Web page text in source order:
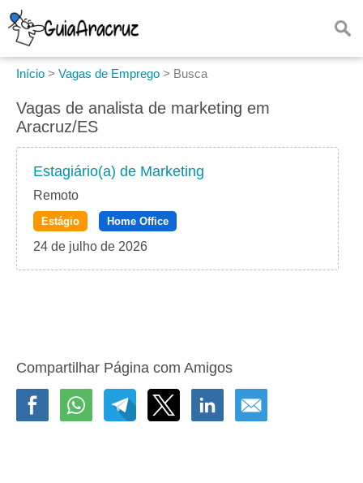
Início > Vagas de Emprego > Busca
Vagas de analista de marketing em
Aracruz/ES
Estagiário(a) de Marketing
Remoto
Estágio Home Office
24 de julho de 2026
Compartilhar Página com Amigos